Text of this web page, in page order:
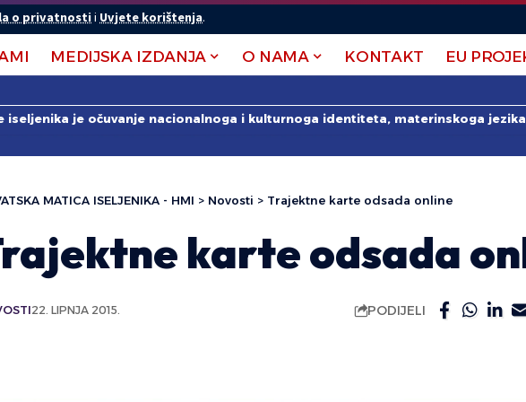
o privatnostii Uvjete korištenja.
MEDIJSKA IZDANJA O NAMA KONTAKT EU
iseljenika je očuvanje nacionalnoga i kulturnoga identiteta, materinskoga
MATICA ISELJENIKA - HMI > Novosti > Trajektne karte odsada online
karte odsada
22. LIPNJA 2015. PODIJELI